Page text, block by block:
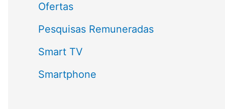
Ofertas
Pesquisas Remuneradas
Smart TV
Smartphone